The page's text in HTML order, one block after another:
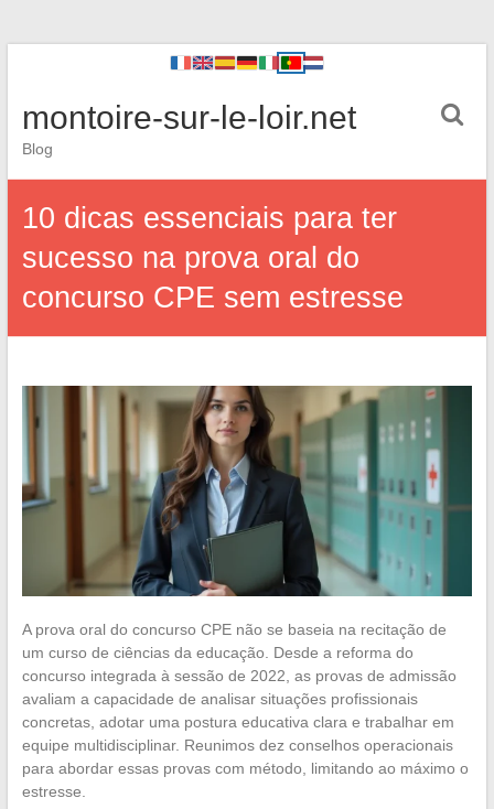
montoire-sur-le-loir.net
Blog
10 dicas essenciais para ter
sucesso na prova oral do
concurso CPE sem estresse
A prova oral do concurso CPE não se baseia na recitação de
um curso de ciências da educação. Desde a reforma do
concurso integrada à sessão de 2022, as provas de admissão
avaliam a capacidade de analisar situações profissionais
concretas, adotar uma postura educativa clara e trabalhar em
equipe multidisciplinar. Reunimos dez conselhos operacionais
para abordar essas provas com método, limitando ao máximo o
estresse.